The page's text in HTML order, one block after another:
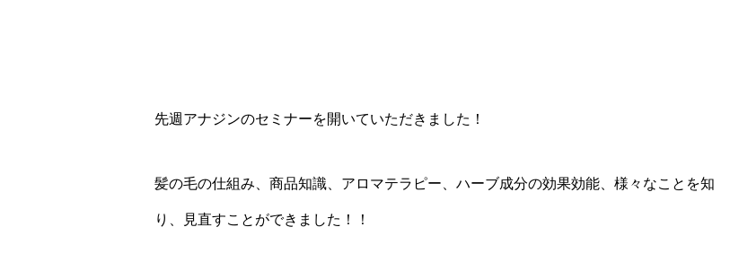
先週アナジンのセミナーを開いていただきました！
髪の毛の仕組み、商品知識、アロマテラピー、ハーブ成分の効果効能、様々なことを知
り、見直すことができました！！